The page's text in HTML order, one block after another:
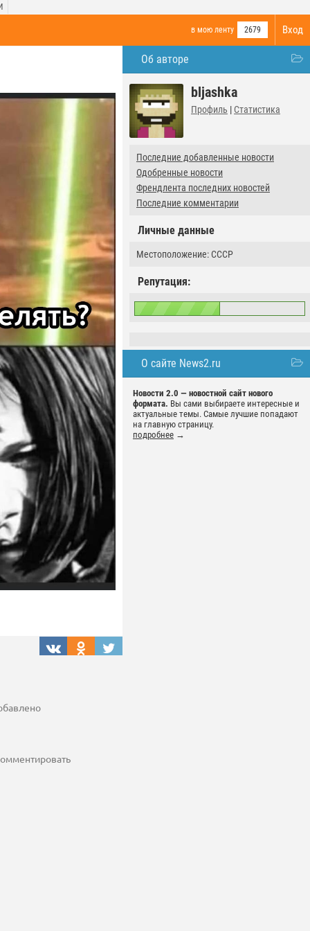
Вход
в мою ленту 2679
Об авторе
bljashka
Профиль | Статистика
Последние добавленные новости
Одобренные новости
Френдлента последних новостей
Последние комментарии
Личные данные
Местоположение: СССР
Репутация:
О сайте News2.ru
Новости 2.0 — новостной сайт нового
формата. Вы сами выбираете интересные и
актуальные темы. Самые лучшие попадают
на главную страницу.
подробнее →